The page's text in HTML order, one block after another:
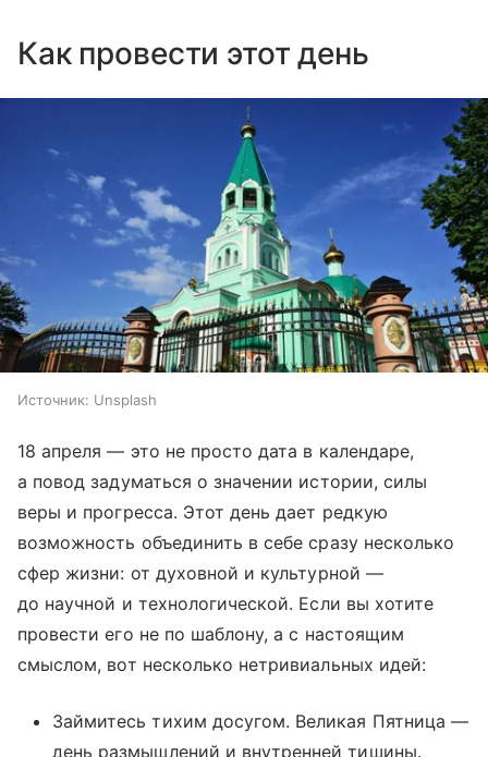
Как провести этот день
Источник: Unsplash
18 апреля — это не просто дата в календаре,
а повод задуматься о значении истории, силы
веры и прогресса. Этот день дает редкую
возможность объединить в себе сразу несколько
сфер жизни: от духовной и культурной —
до научной и технологической. Если вы хотите
провести его не по шаблону, а с настоящим
смыслом, вот несколько нетривиальных идей:
Займитесь тихим досугом. Великая Пятница —
день размышлений и внутренней тишины.